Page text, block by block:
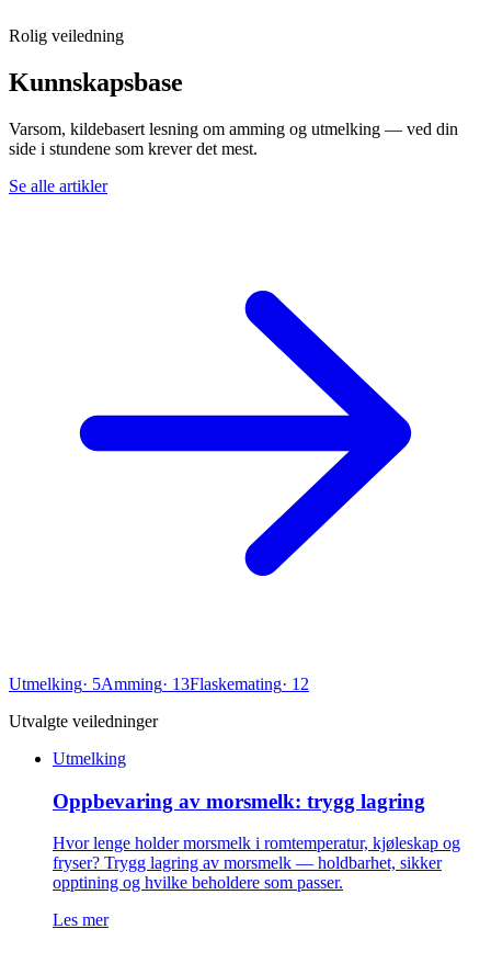
Rolig veiledning
Kunnskapsbase
Varsom, kildebasert lesning om amming og utmelking — ved din
side i stundene som krever det mest.
Se alle artikler
Utmelking· 5Amming· 13Flaskemating· 12
Utvalgte veiledninger
Utmelking
Oppbevaring av morsmelk: trygg lagring
Hvor lenge holder morsmelk i romtemperatur, kjøleskap og
fryser? Trygg lagring av morsmelk — holdbarhet, sikker
opptining og hvilke beholdere som passer.
Les mer